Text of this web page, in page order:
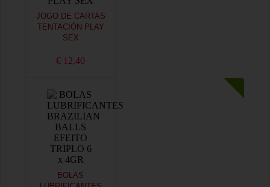
JOGO DE CARTAS
TENTACIÓN PLAY
SEX
€ 12,40
BOLAS